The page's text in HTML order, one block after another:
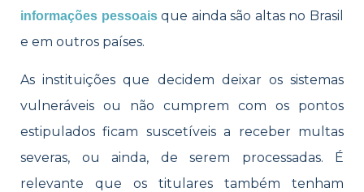
informações pessoaisque ainda são altas no Brasil
e em outros países.
As instituições que decidem deixar os sistemas
vulneráveis ou não cumprem com os pontos
estipulados ficam suscetíveis a receber multas
severas, ou ainda, de serem processadas. É
relevante que os titulares também tenham